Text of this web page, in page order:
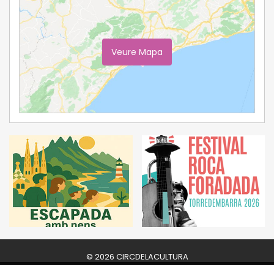
Veure Mapa
© 2026 CIRCDELACULTURA